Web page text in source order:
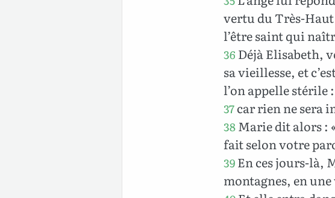
vertu du Très-
l’être saint qui
36 Déjà Elisabeth,
sa vieillesse, et
l’on appelle stérile :
37car rien ne sera
38 Marie dit alors :
fait selon votre
39En ces jours-là,
montagnes, en